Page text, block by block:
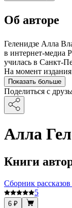
Об авторе
Геленидзе Алла
в интернет-медиа
училась в Санкт-
На момент
Показать больше
Поделиться с
Алла
Книги
Сборник рассказов
5
6 ₽